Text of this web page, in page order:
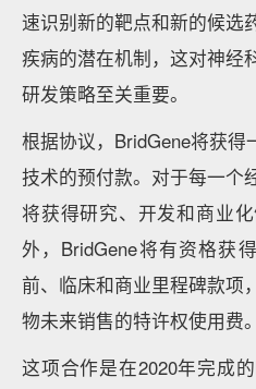
速识别新的靶点和新的候选
疾病的潜在机制，这对神经
研发策略至关重要。
根据协议，BridGene将获得
技术的预付款。对于每一个
将获得研究、开发和商业
外，BridGene将有资格获
前、临床和商业里程碑款项
物未来销售的特许权使用费。
这项合作是在2020年完成